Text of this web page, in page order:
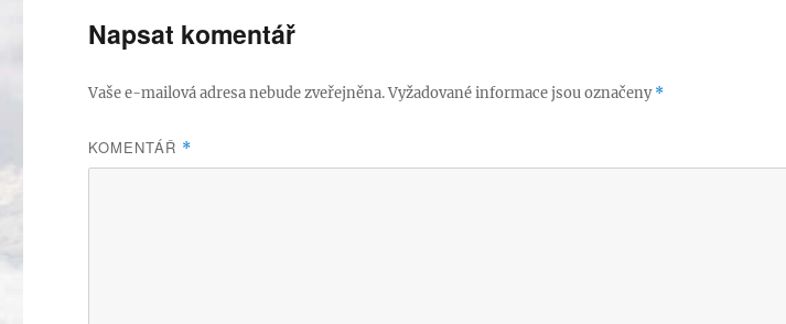
Napsat komentář
Vaše e-mailová adresa nebude zveřejněna.Vyžadované informace jsou označeny*
KOMENTÁŘ *